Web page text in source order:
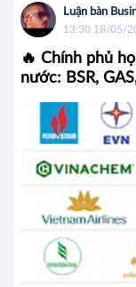
Luận bàn
13:30 18/05/
🔥 Chính phủ
nước: BSR,